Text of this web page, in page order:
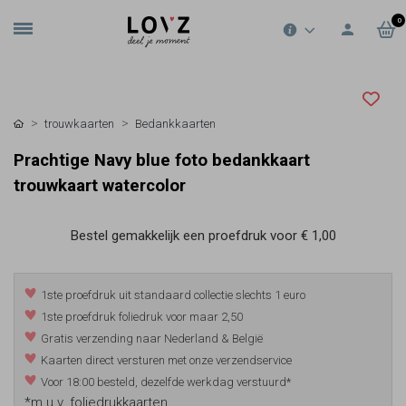
0
trouwkaarten Bedankkaarten
Prachtige Navy blue foto bedankkaart
trouwkaart watercolor
Bestel gemakkelijk een proefdruk voor € 1,00
1ste proefdruk uit standaard collectie slechts 1 euro
1ste proefdruk foliedruk voor maar 2,50
Gratis verzending naar Nederland & België
Kaarten direct versturen met onze verzendservice
Voor 18:00 besteld, dezelfde werkdag verstuurd*
*m.u.v. foliedrukkaarten